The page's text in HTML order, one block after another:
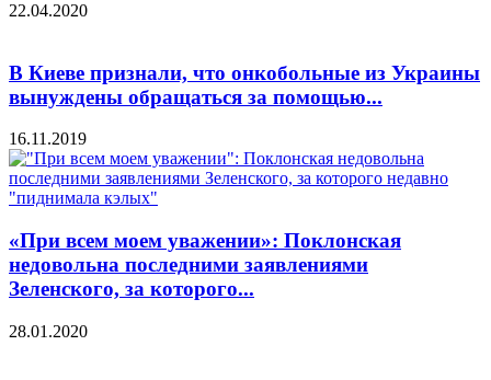
22.04.2020
В Киеве признали, что онкобольные из Украины
вынуждены обращаться за помощью...
16.11.2019
«При всем моем уважении»: Поклонская
недовольна последними заявлениями
Зеленского, за которого...
28.01.2020